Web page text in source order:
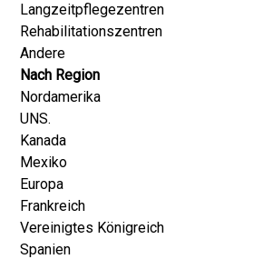
Langzeitpflegezentren
Rehabilitationszentren
Andere
Nach Region
Nordamerika
UNS.
Kanada
Mexiko
Europa
Frankreich
Vereinigtes Königreich
Spanien